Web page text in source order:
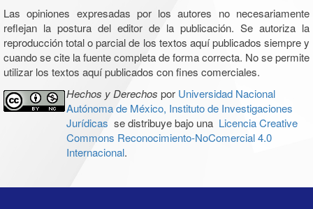
Las opiniones expresadas por los autores no necesariamente
reflejan la postura del editor de la publicación. Se autoriza la
reproducción total o parcial de los textos aquí publicados siempre y
cuando se cite la fuente completa de forma correcta. No se permite
utilizar los textos aquí publicados con fines comerciales.
Hechos y Derechos por Universidad Nacional
Autónoma de México, Instituto de Investigaciones
Jurídicas se distribuye bajo una Licencia Creative
Commons Reconocimiento-NoComercial 4.0
Internacional.